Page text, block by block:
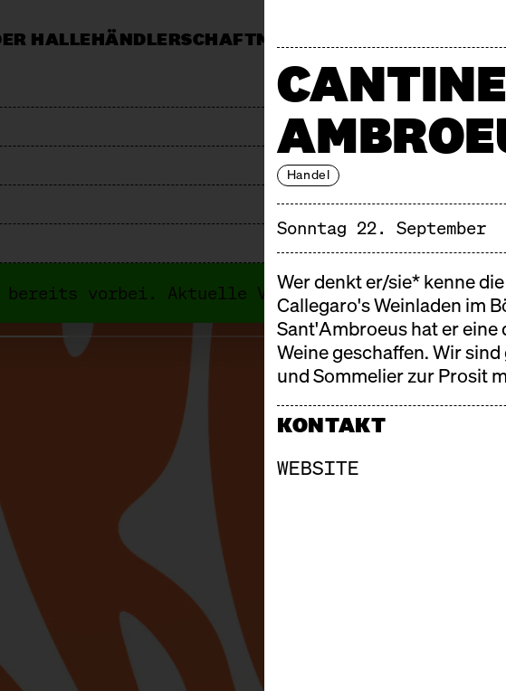
HALLEHÄNDLERSCHAFTMÄRKTE
JOBS &
Handel
Sonntag 22. September
Wer denkt er/sie* kenne
Callegaro's Weinladen im
Sant'Ambroeus hat er
Weine geschaffen. Wir
und Sommelier zur Prosit
KONTAKT
WEBSITE
bereits vorbei. Aktuelle Veranstaltungen findest